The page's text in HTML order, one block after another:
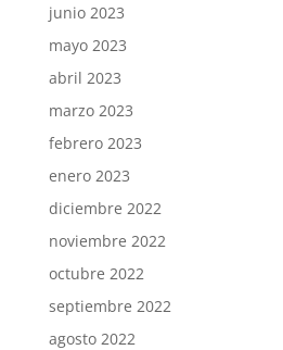
junio 2023
mayo 2023
abril 2023
marzo 2023
febrero 2023
enero 2023
diciembre 2022
noviembre 2022
octubre 2022
septiembre 2022
agosto 2022